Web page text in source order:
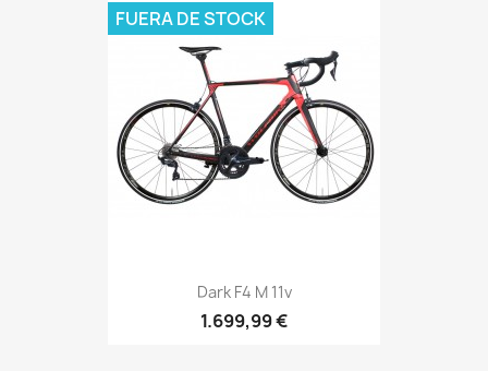
Dark F4 M 11v
1.699,99 €
FUERA DE STOCK